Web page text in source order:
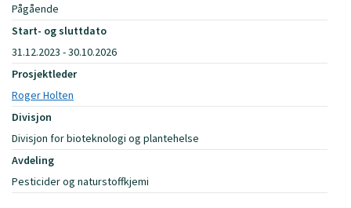
Pågående
Start- og sluttdato
31.12.2023 - 30.10.2026
Prosjektleder
Roger Holten
Divisjon
Divisjon for bioteknologi og plantehelse
Avdeling
Pesticider og naturstoffkjemi